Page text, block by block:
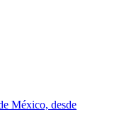
México, desde